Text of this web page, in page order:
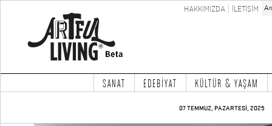
HAKKIMIZDA İLETİŞİM
SANAT EDEBİYAT KÜLTÜR & YAŞAM
07 TEMMUZ, PAZARTESİ, 2025